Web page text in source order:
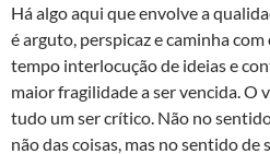
Há algo aqui que envolve a
é arguto, perspicaz e caminha
tempo interlocução de ideias e
maior fragilidade a ser vencida. O
tudo um ser crítico. Não no
não das coisas, mas no sentido